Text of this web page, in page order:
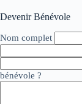
Devenir Bénévole
Nom complet
bénévole ?